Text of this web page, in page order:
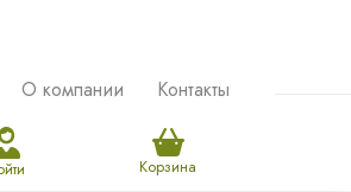
О компании Контакты
Корзина